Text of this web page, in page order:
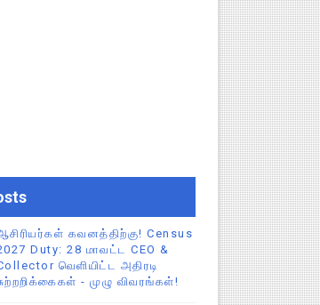
கவனத்திற்கு! Census
Duty: 28 மாவட்ட CEO &
வெளியிட்ட அதிரடி
- முழு விவரங்கள்!